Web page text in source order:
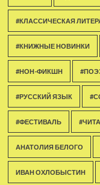
#КЛАССИЧЕСКАЯ
#КНИЖНЫЕ НОВИНКИ
#НОН-ФИКШН
#РУССКИЙ ЯЗЫК
#ФЕСТИВАЛЬ
АНАТОЛИЯ БЕЛОГО
ИВАН ОХЛОБЫСТИН